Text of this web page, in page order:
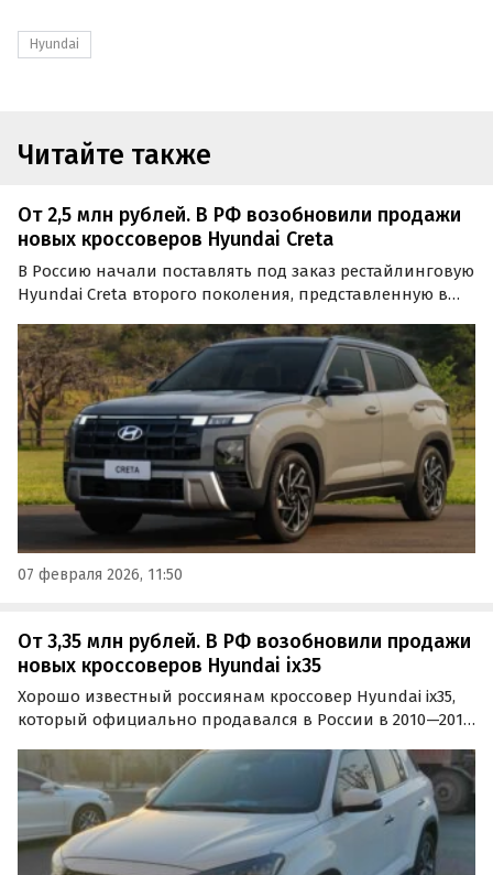
Hyundai
Читайте также
От 2,5 млн рублей. В РФ возобновили продажи
новых кроссоверов Hyundai Creta
В Россию начали поставлять под заказ рестайлинговую
Hyundai Creta второго поколения, представленную в
цены на них на одном из сайтов объявлений в
феврале стартуют от 2 545 000 рублей, сообщают…
07 февраля 2026, 11:50
От 3,35 млн рублей. В РФ возобновили продажи
новых кроссоверов Hyundai ix35
Хорошо известный россиянам кроссовер Hyundai ix35,
который официально продавался в России в 2010—2015
с китайского рынка.